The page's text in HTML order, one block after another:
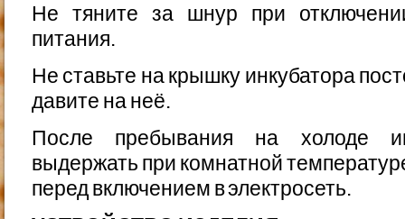
Не тяните за шнур при
питания.
Не ставьте на крышку инкубатора
давите на неё.
После пребывания на холоде
выдержать при ком­натной
перед включением в электросеть.